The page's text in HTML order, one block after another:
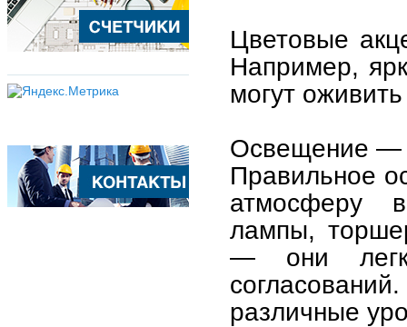
Цветовые
Например,
могут
Освещение —
Правильное
атмосферу
лампы,
— они
различные